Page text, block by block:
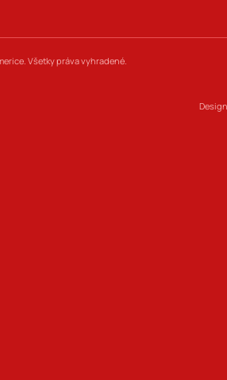
Všetky práva vyhradené.